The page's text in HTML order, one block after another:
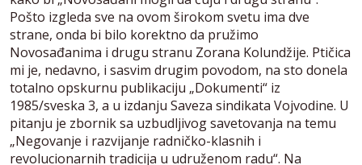
Pošto izgleda sve na ovom širokom svetu ima dve
strane, onda bi bilo korektno da pružimo
Novosađanima i drugu stranu Zorana Kolundžije. Ptičica
mi je, nedavno, i sasvim drugim povodom, na sto donela
totalno opskurnu publikaciju „Dokumenti“ iz
1985/sveska 3, a u izdanju Saveza sindikata Vojvodine. U
pitanju je zbornik sa uzbudljivog savetovanja na temu
„Negovanje i razvijanje radničko-klasnih i
revolucionarnih tradicija u udruženom radu“. Na